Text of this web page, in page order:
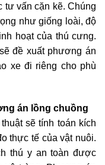
tư vấn cặn kẽ. Chúng
như giống loài, độ
hoạt của thú cưng.
đề xuất phương án
xe đi riêng cho phù
án lồng chuồng
sẽ tính toán kích
thực tế của vật nuôi.
thú y an toàn được